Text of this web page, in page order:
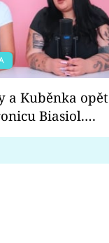
a Kuběnka opět
Biasiol.
nich falešná a